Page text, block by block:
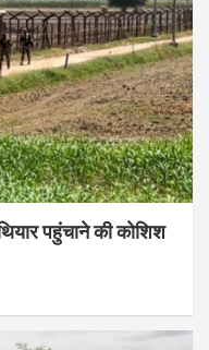
पहुंचाने की कोशिश